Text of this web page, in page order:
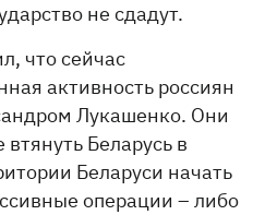
не сдадут.
что сейчас
активность россиян
Лукашенко. Они
втянуть Беларусь в
Беларуси начать
операции – либо